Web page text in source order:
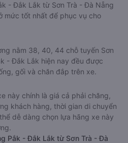
- Đắk Lắk từ Sơn Trà - Đà Nẵng
mức tốt nhất để phục vụ cho
nằm 38, 40, 44 chỗ tuyến Sơn
- Đắk Lắk hiện nay đều được
gối và chăn đắp trên xe.
này chính là giá cả phải chăng,
khách hàng, thời gian di chuyển
dễ dàng chọn lựa hãng xe này
Pắk - Đắk Lắk từ Sơn Trà - Đà